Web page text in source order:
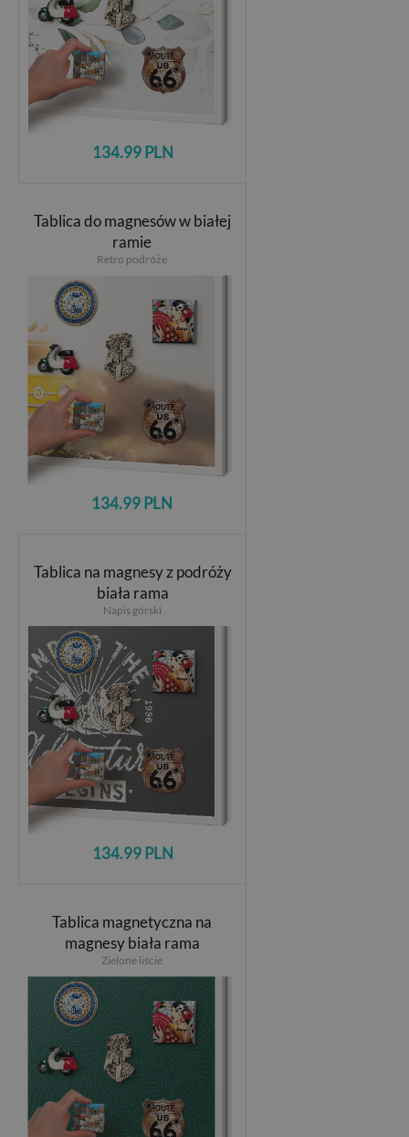
134.99 PLN
Tablica do magnesów w białej
ramie
Retro podróże
134.99 PLN
Tablica na magnesy z podróży
biała rama
Napis górski
134.99 PLN
Tablica magnetyczna na
magnesy biała rama
Zielone liście